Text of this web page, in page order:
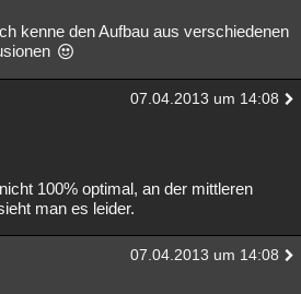
kenne den Aufbau aus verschiedenen
07.04.2013 um 14:08
100% optimal, an der mittleren
man es leider.
07.04.2013 um 14:08